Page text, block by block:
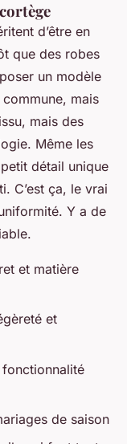
d’être en
que des robes
un modèle
mais
mais des
Même les
détail unique
C’est ça, le vrai
Y a de
et matière
et
de saison